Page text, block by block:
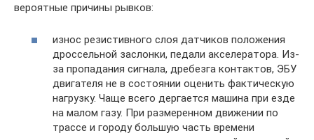
вероятные причины рывков:
износ резистивного слоя датчиков положения
дроссельной заслонки, педали акселератора. Из-
за пропадания сигнала, дребезга контактов, ЭБУ
двигателя не в состоянии оценить фактическую
нагрузку. Чаще всего дергается машина при езде
на малом газу. При размеренном движении по
трассе и городу большую часть времени